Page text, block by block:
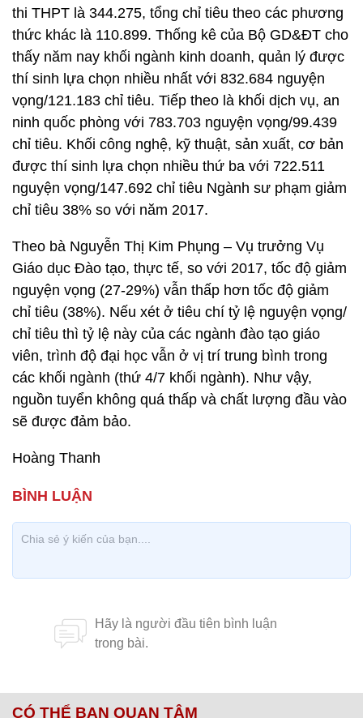
thi THPT là 344.275, tổng chỉ tiêu theo các phương
thức khác là 110.899. Thống kê của Bộ GD&ĐT cho
thấy năm nay khối ngành kinh doanh, quản lý được
thí sinh lựa chọn nhiều nhất với 832.684 nguyện
vọng/121.183 chỉ tiêu. Tiếp theo là khối dịch vụ, an
ninh quốc phòng với 783.703 nguyện vọng/99.439
chỉ tiêu. Khối công nghệ, kỹ thuật, sản xuất, cơ bản
được thí sinh lựa chọn nhiều thứ ba với 722.511
nguyện vọng/147.692 chỉ tiêu Ngành sư phạm giảm
chỉ tiêu 38% so với năm 2017.
Theo bà Nguyễn Thị Kim Phụng – Vụ trưởng Vụ
Giáo dục Đào tạo, thực tế, so với 2017, tốc độ giảm
nguyện vọng (27-29%) vẫn thấp hơn tốc độ giảm
chỉ tiêu (38%). Nếu xét ở tiêu chí tỷ lệ nguyện vọng/
chỉ tiêu thì tỷ lệ này của các ngành đào tạo giáo
viên, trình độ đại học vẫn ở vị trí trung bình trong
các khối ngành (thứ 4/7 khối ngành). Như vậy,
nguồn tuyển không quá thấp và chất lượng đầu vào
sẽ được đảm bảo.
Hoàng Thanh
CÓ THỂ BẠN QUAN TÂM